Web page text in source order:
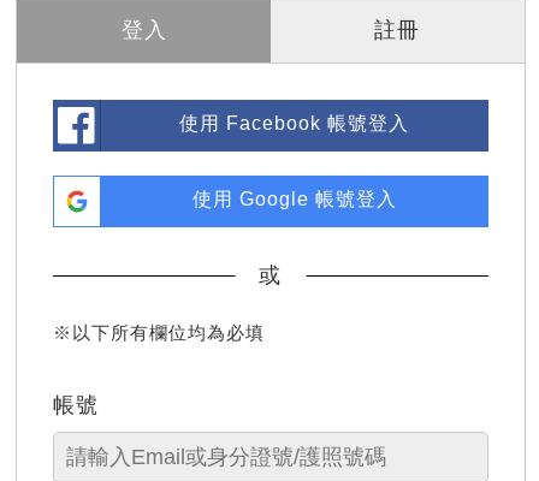
登入 註冊
使用 Facebook 帳號登入
使用 Google 帳號登入
或
※以下所有欄位均為必填
帳號